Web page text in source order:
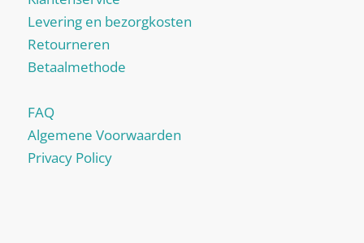
Levering en bezorgkosten
Retourneren
Betaalmethode
FAQ
Algemene Voorwaarden
Privacy Policy